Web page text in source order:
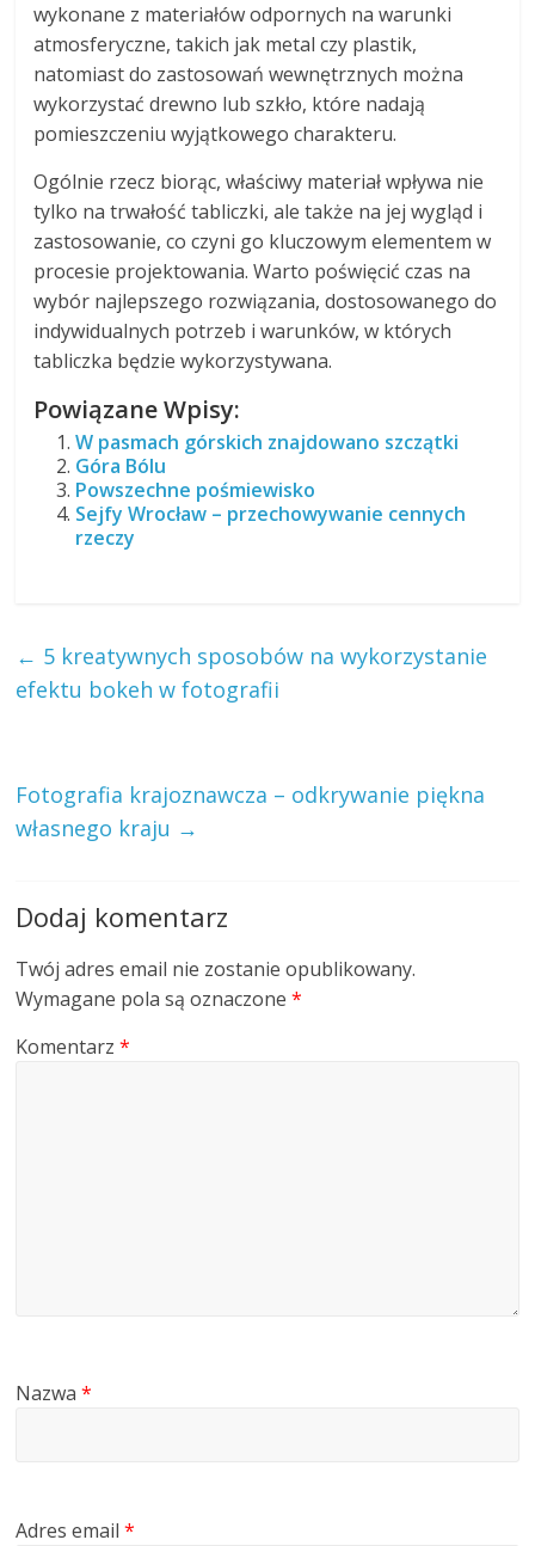
wykonane z materiałów odpornych na warunki
atmosferyczne, takich jak metal czy plastik,
natomiast do zastosowań wewnętrznych można
wykorzystać drewno lub szkło, które nadają
pomieszczeniu wyjątkowego charakteru.
Ogólnie rzecz biorąc, właściwy materiał wpływa nie
tylko na trwałość tabliczki, ale także na jej wygląd i
zastosowanie, co czyni go kluczowym elementem w
procesie projektowania. Warto poświęcić czas na
wybór najlepszego rozwiązania, dostosowanego do
indywidualnych potrzeb i warunków, w których
tabliczka będzie wykorzystywana.
Powiązane Wpisy:
W pasmach górskich znajdowano szczątki
Góra Bólu
Powszechne pośmiewisko
Sejfy Wrocław – przechowywanie cennych
rzeczy
← 5 kreatywnych sposobów na wykorzystanie
efektu bokeh w fotografii
Fotografia krajoznawcza – odkrywanie piękna
własnego kraju →
Dodaj komentarz
Twój adres email nie zostanie opublikowany.
Wymagane pola są oznaczone*
Komentarz*
Nazwa*
Adres email*